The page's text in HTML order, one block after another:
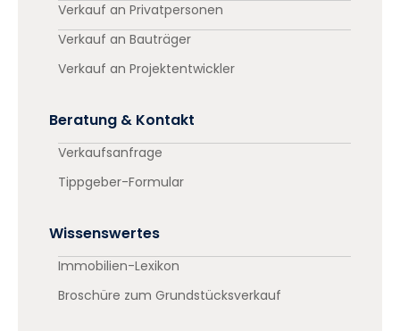
Verkauf an Privatpersonen
Verkauf an Bauträger
Verkauf an Projektentwickler
Beratung & Kontakt
Verkaufsanfrage
Tippgeber-Formular
Wissenswertes
Immobilien-Lexikon
Broschüre zum Grundstücksverkauf